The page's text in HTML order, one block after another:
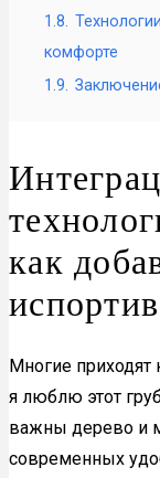
1.8.
комфорте
1.9.
как
Многие приходят
я люблю этот
важны дерево и
современных